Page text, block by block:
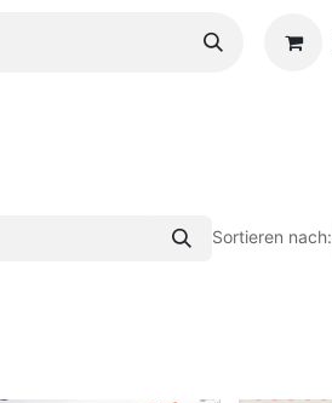
Sortieren nach: